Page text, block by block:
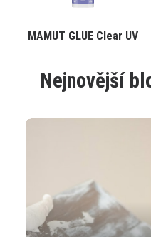
VYBRAT VARIANTU
Tento
produkt
variant.
MAMUT GLUE Clear UV
Nejnovější